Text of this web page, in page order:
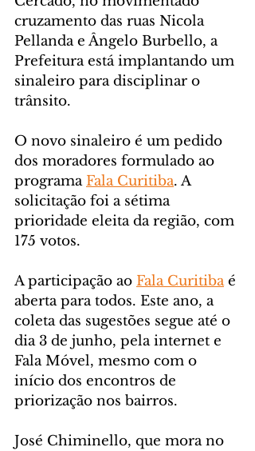
cruzamento das ruas Nicola
Pellanda e Ângelo Burbello, a
Prefeitura está implantando um
sinaleiro para disciplinar o
trânsito.
O novo sinaleiro é um pedido
dos moradores formulado ao
programa Fala Curitiba. A
solicitação foi a sétima
prioridade eleita da região, com
175 votos.
A participação ao Fala Curitiba é
aberta para todos. Este ano, a
coleta das sugestões segue até o
dia 3 de junho, pela internet e
Fala Móvel, mesmo com o
início dos encontros de
priorização nos bairros.
José Chiminello, que mora no